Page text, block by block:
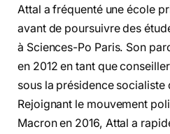
Attal a fréquenté une école
avant de poursuivre des
à Sciences-Po Paris. Son
en 2012 en tant que
sous la présidence socialiste
Rejoignant le mouvement
Macron en 2016, Attal a